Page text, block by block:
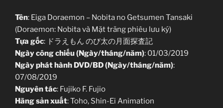
Tên: Eiga Doraemon – Nobita no Getsumen Tansaki
(Doraemon: Nobita và Mặt trăng phiêu lưu ký)
Tựa gốc: ドラえもん のび太の月面探査記
Ngày công chiếu (Ngày/tháng/năm): 01/03/2019
Ngày phát hành DVD/BD (Ngày/tháng/năm):
07/08/2019
Nguyên tác: Fujiko F. Fujio
Hãng sản xuất: Toho, Shin-Ei Animation